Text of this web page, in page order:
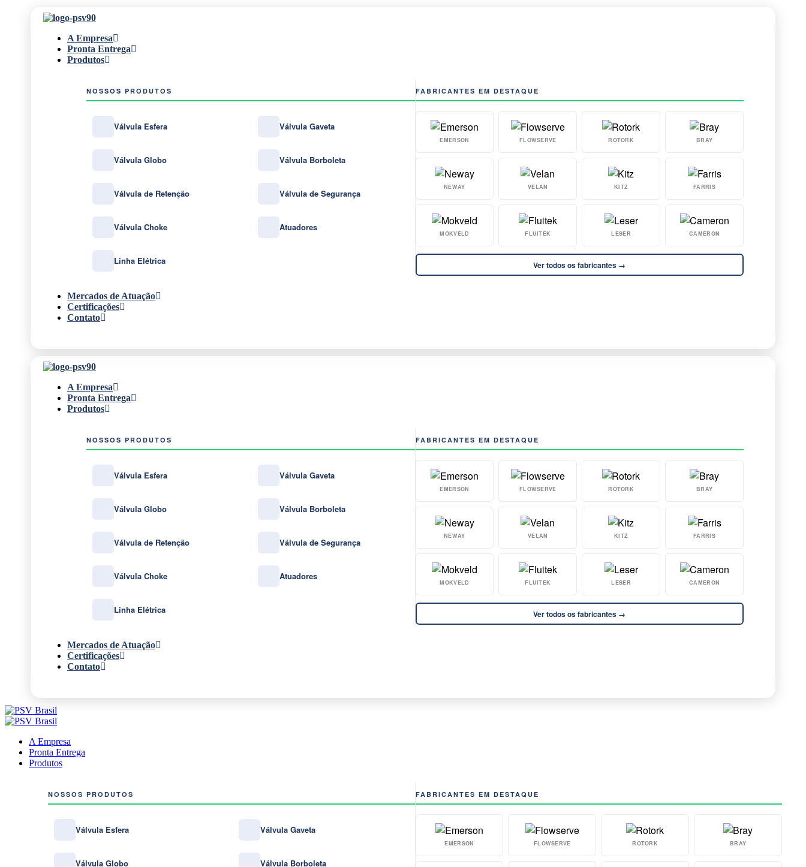
A Empresa
Pronta Entrega
Produtos
NOSSOS PRODUTOS
Válvula Esfera Válvula Gaveta
Válvula Globo Válvula Borboleta
Válvula de Retenção Válvula de Segurança
Válvula Choke Atuadores
Linha Elétrica
FABRICANTES EM DESTAQUE
EMERSON FLOWSERVE ROTORK BRAY
NEWAY VELAN KITZ FARRIS
MOKVELD FLUITEK LESER CAMERON
Ver todos os fabricantes →
Mercados de Atuação
Certificações
Contato
A Empresa
Pronta Entrega
Produtos
NOSSOS PRODUTOS
Válvula Esfera Válvula Gaveta
Válvula Globo Válvula Borboleta
Válvula de Retenção Válvula de Segurança
Válvula Choke Atuadores
Linha Elétrica
FABRICANTES EM DESTAQUE
EMERSON FLOWSERVE ROTORK BRAY
NEWAY VELAN KITZ FARRIS
MOKVELD FLUITEK LESER CAMERON
Ver todos os fabricantes →
Mercados de Atuação
Certificações
Contato
A Empresa
Pronta Entrega
Produtos
NOSSOS PRODUTOS
Válvula Esfera Válvula Gaveta
Válvula Globo Válvula Borboleta
FABRICANTES EM DESTAQUE
EMERSON FLOWSERVE ROTORK BRAY